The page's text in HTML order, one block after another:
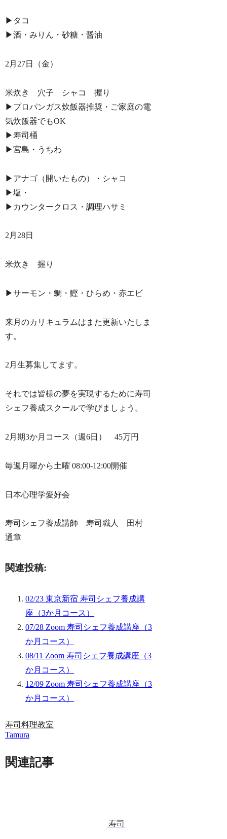
▶︎タコ
▶︎酒・みりん・砂糖・醤油
2月27日（金）
米炊き 穴子 シャコ 握り
▶︎プロパンガス炊飯器推奨・ご家庭の電
気炊飯器でもOK
▶︎寿司桶
▶︎宮島・うちわ
▶︎アナゴ（開いたもの）・シャコ
▶︎塩・
▶︎カウンタークロス・調理ハサミ
2月28日
米炊き 握り
▶︎サーモン・鯛・鰹・ひらめ・赤エビ
来月のカリキュラムはまた更新いたしま
す。
2月生募集してます。
それでは皆様の夢を実現するために寿司
シェフ養成スクールで学びましょう。
2月期3か月コース（週6日） 45万円
毎週月曜から土曜 08:00-12:00開催
日本心理学愛好会
寿司シェフ養成講師 寿司職人 田村
通章
関連投稿:
02/23 東京新宿 寿司シェフ養成講
座（3か月コース）
07/28 Zoom 寿司シェフ養成講座（3
か月コース）
08/11 Zoom 寿司シェフ養成講座（3
か月コース）
12/09 Zoom 寿司シェフ養成講座（3
か月コース）
寿司料理教室
Tamura
関連記事
寿司